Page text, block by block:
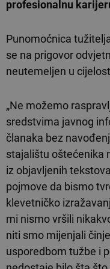
profesionalnu
Punomoćnica
se na prigovor
neutemeljen u
„Ne možemo
sredstvima javnog
članaka bez
stajalištu oštećenika
iz objavljenih
pojmove da bismo
klevetničko
mi nismo vršili
niti smo mijenjali
usporedbom tužbe i